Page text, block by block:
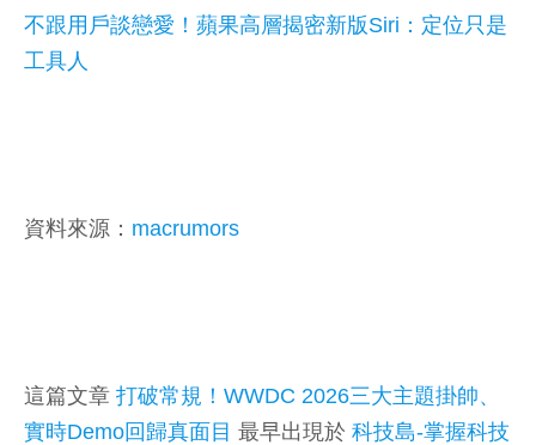
不跟用戶談戀愛！蘋果高層揭密新版Siri：定位只是
工具人
資料來源： macrumors
這篇文章 打破常規！WWDC 2026三大主題掛帥、
實時Demo回歸真面目 最早出現於 科技島-掌握科技